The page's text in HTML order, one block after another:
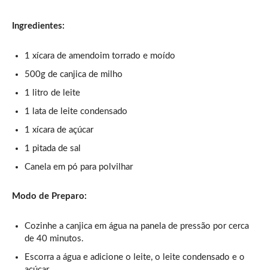
Ingredientes:
1 xícara de amendoim torrado e moído
500g de canjica de milho
1 litro de leite
1 lata de leite condensado
1 xícara de açúcar
1 pitada de sal
Canela em pó para polvilhar
Modo de Preparo:
Cozinhe a canjica em água na panela de pressão por cerca
de 40 minutos.
Escorra a água e adicione o leite, o leite condensado e o